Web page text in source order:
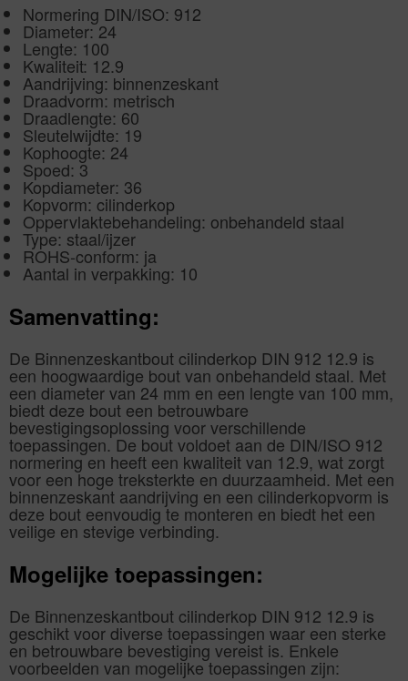
Normering DIN/ISO: 912
Diameter: 24
Lengte: 100
Kwaliteit: 12.9
Aandrijving: binnenzeskant
Draadvorm: metrisch
Draadlengte: 60
Sleutelwijdte: 19
Kophoogte: 24
Spoed: 3
Kopdiameter: 36
Kopvorm: cilinderkop
Oppervlaktebehandeling: onbehandeld staal
Type: staal/ijzer
ROHS-conform: ja
Aantal in verpakking: 10
Samenvatting:
De Binnenzeskantbout cilinderkop DIN 912 12.9 is
een hoogwaardige bout van onbehandeld staal. Met
een diameter van 24 mm en een lengte van 100 mm,
biedt deze bout een betrouwbare
bevestigingsoplossing voor verschillende
toepassingen. De bout voldoet aan de DIN/ISO 912
normering en heeft een kwaliteit van 12.9, wat zorgt
voor een hoge treksterkte en duurzaamheid. Met een
binnenzeskant aandrijving en een cilinderkopvorm is
deze bout eenvoudig te monteren en biedt het een
veilige en stevige verbinding.
Mogelijke toepassingen:
De Binnenzeskantbout cilinderkop DIN 912 12.9 is
geschikt voor diverse toepassingen waar een sterke
en betrouwbare bevestiging vereist is. Enkele
voorbeelden van mogelijke toepassingen zijn: